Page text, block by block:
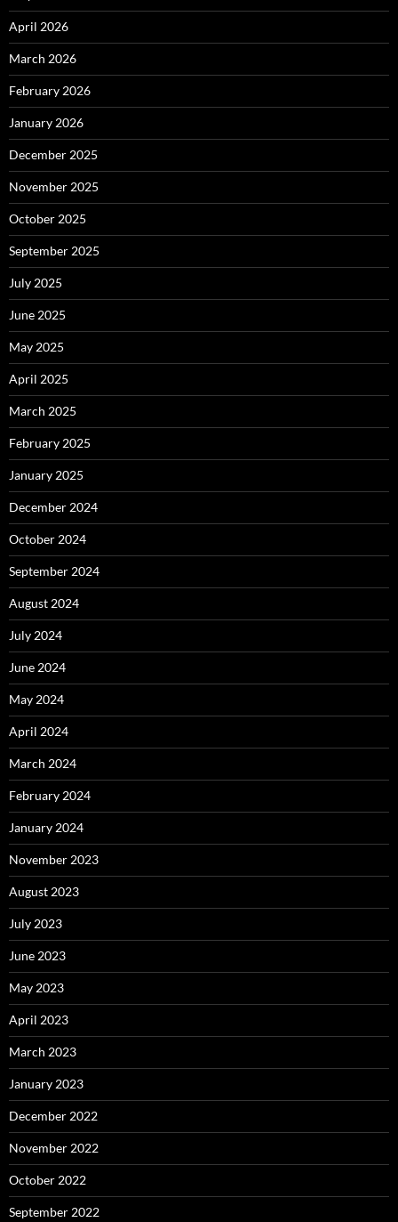
April 2026
March 2026
February 2026
January 2026
December 2025
November 2025
October 2025
September 2025
July 2025
June 2025
May 2025
April 2025
March 2025
February 2025
January 2025
December 2024
October 2024
September 2024
August 2024
July 2024
June 2024
May 2024
April 2024
March 2024
February 2024
January 2024
November 2023
August 2023
July 2023
June 2023
May 2023
April 2023
March 2023
January 2023
December 2022
November 2022
October 2022
September 2022